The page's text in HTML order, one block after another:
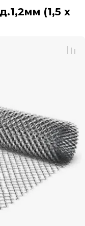
(1,5 х